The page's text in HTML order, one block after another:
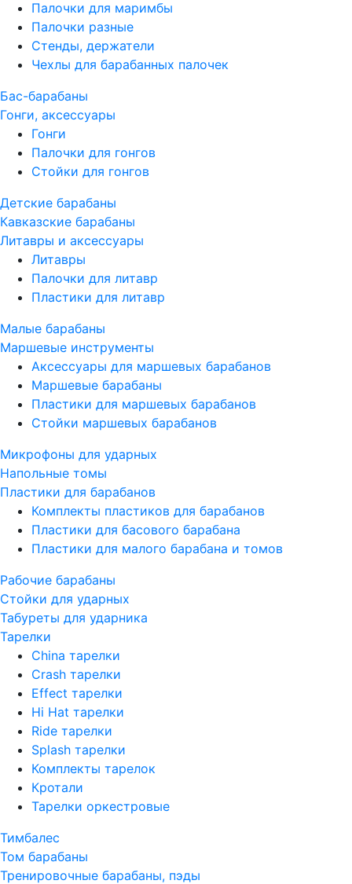
Палочки для маримбы
Палочки разные
Стенды, держатели
Чехлы для барабанных палочек
Бас-барабаны
Гонги, аксессуары
Гонги
Палочки для гонгов
Стойки для гонгов
Детские барабаны
Кавказские барабаны
Литавры и аксессуары
Литавры
Палочки для литавр
Пластики для литавр
Малые барабаны
Маршевые инструменты
Аксессуары для маршевых барабанов
Маршевые барабаны
Пластики для маршевых барабанов
Стойки маршевых барабанов
Микрофоны для ударных
Напольные томы
Пластики для барабанов
Комплекты пластиков для барабанов
Пластики для басового барабана
Пластики для малого барабана и томов
Рабочие барабаны
Стойки для ударных
Табуреты для ударника
Тарелки
China тарелки
Crash тарелки
Effect тарелки
Hi Hat тарелки
Ride тарелки
Splash тарелки
Комплекты тарелок
Кротали
Тарелки оркестровые
Тимбалес
Том барабаны
Тренировочные барабаны, пэды